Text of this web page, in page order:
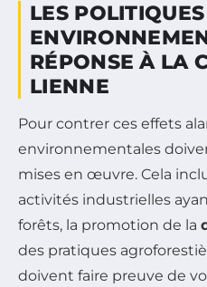
LES POLITIQUES
RÉPONSE À LA
LIENNE
Pour contrer ces effets
environnementales
mises en œuvre. Cela
activités industrielles
forêts, la promotion de la
des pratiques
doivent faire preuve de